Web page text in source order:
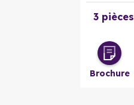
3 pièces
Brochure